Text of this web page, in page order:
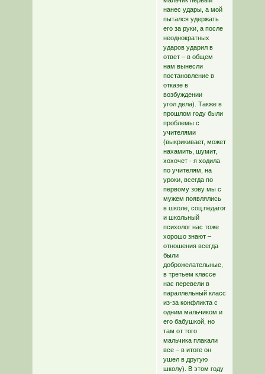
нанес удары, а мой
пытался удержать
его за руки, а после
неоднократных
ударов ударил в
ответ – в общем
нам вынесли
постановление в
отказе в
возбуждении
угол.дела). Также в
прошлом году были
проблемы с
учителями
(выкрикивает, может
нахамить, шумит,
хохочет - я ходила
по учителям, на
уроки, всегда по
первому зову мы с
мужем появлялись
в школе, соц.педагог
и школьный
психолог нас тоже
хорошо знают –
отношения всегда
были
доброжелательные,
в третьем классе
нас перевели в
параллельный класс
из-за конфликта с
одним мальчиком и
его бабушкой, но
там от того
мальчика плакали
все – в итоге он
ушел в другую
школу). В этом году